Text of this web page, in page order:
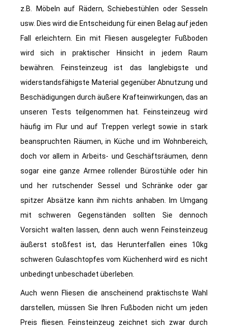
z.B. Möbeln auf Rädern, Schiebestühlen oder Sesseln
usw. Dies wird die Entscheidung für einen Belag auf jeden
Fall erleichtern. Ein mit Fliesen ausgelegter Fußboden
wird sich in praktischer Hinsicht in jedem Raum
bewähren. Feinsteinzeug ist das langlebigste und
widerstandsfähigste Material gegenüber Abnutzung und
Beschädigungen durch äußere Krafteinwirkungen, das an
unseren Tests teilgenommen hat. Feinsteinzeug wird
häufig im Flur und auf Treppen verlegt sowie in stark
beanspruchten Räumen, in Küche und im Wohnbereich,
doch vor allem in Arbeits- und Geschäftsräumen, denn
sogar eine ganze Armee rollender Bürostühle oder hin
und her rutschender Sessel und Schränke oder gar
spitzer Absätze kann ihm nichts anhaben. Im Umgang
mit schweren Gegenständen sollten Sie dennoch
Vorsicht walten lassen, denn auch wenn Feinsteinzeug
äußerst stoßfest ist, das Herunterfallen eines 10kg
schweren Gulaschtopfes vom Küchenherd wird es nicht
unbedingt unbeschadet überleben.
Auch wenn Fliesen die anscheinend praktischste Wahl
darstellen, müssen Sie Ihren Fußboden nicht um jeden
Preis fliesen. Feinsteinzeug zeichnet sich zwar durch